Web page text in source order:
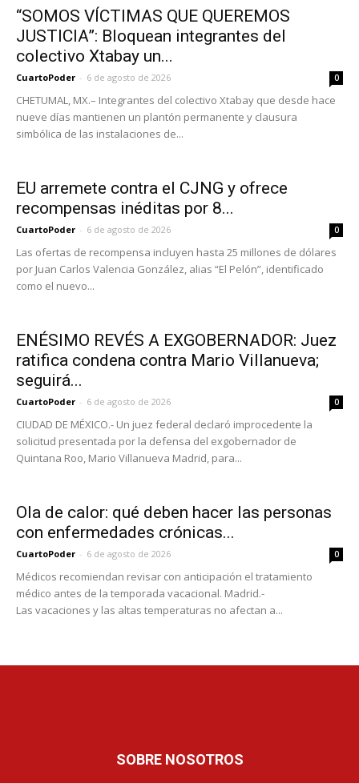
“SOMOS VÍCTIMAS QUE QUEREMOS
JUSTICIA”: Bloquean integrantes del
colectivo Xtabay un...
CuartoPoder - 6 de agosto de 2026 0
CHETUMAL, MX.– Integrantes del colectivo Xtabay que desde hace
nueve días mantienen un plantón permanente y clausura
simbólica de las instalaciones de...
EU arremete contra el CJNG y ofrece
recompensas inéditas por 8...
CuartoPoder - 6 de agosto de 2026 0
Las ofertas de recompensa incluyen hasta 25 millones de dólares
por Juan Carlos Valencia González, alias “El Pelón”, identificado
como el nuevo...
ENÉSIMO REVÉS A EXGOBERNADOR: Juez
ratifica condena contra Mario Villanueva;
seguirá...
CuartoPoder - 6 de agosto de 2026 0
CIUDAD DE MÉXICO.- Un juez federal declaró improcedente la
solicitud presentada por la defensa del exgobernador de
Quintana Roo, Mario Villanueva Madrid, para...
Ola de calor: qué deben hacer las personas
con enfermedades crónicas...
CuartoPoder - 6 de agosto de 2026 0
Médicos recomiendan revisar con anticipación el tratamiento
médico antes de la temporada vacacional. Madrid.-
Las vacaciones y las altas temperaturas no afectan a...
SOBRE NOSOTROS